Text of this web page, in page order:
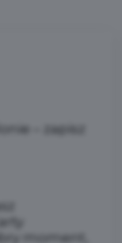
– zapisz
moment,